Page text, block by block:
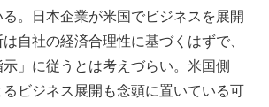
。日本企業が米国でビジネスを展開
自社の経済合理性に基づくはずで、
」に従うとは考えづらい。米国側
ビジネス展開も念頭に置いている可